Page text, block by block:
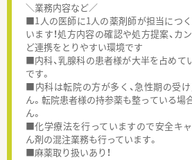
＼業務内容など／
■1人の医師に1人の薬剤師が担当につ
います！処方内容の確認や処方提案、カ
ど連携をとりやすい環境です
■内科、乳腺科の患者様が大半を占めて
です。
■内科は転院の方が多く、急性期の受
ん。転院患者様の持参薬も整っている場
ん。
■化学療法を行っていますので安全キ
ん剤の混注業務も行っています。
■麻薬取り扱いあり！